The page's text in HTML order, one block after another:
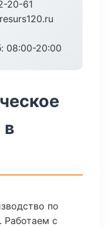
20-61
08:00-20:00
в
по
Работаем с